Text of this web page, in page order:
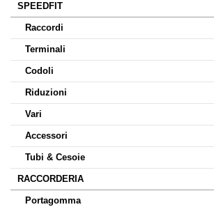
SPEEDFIT
Raccordi
Terminali
Codoli
Riduzioni
Vari
Accessori
Tubi & Cesoie
RACCORDERIA
Portagomma